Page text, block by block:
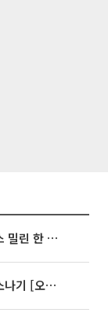
[베스트&워스트] 삼성전자·SK하이닉스 밀린 한 주…상상인증권은 85% 급등
35도 안팎 무더위 이어져…전국 곳곳 소나기 [오늘 날씨]